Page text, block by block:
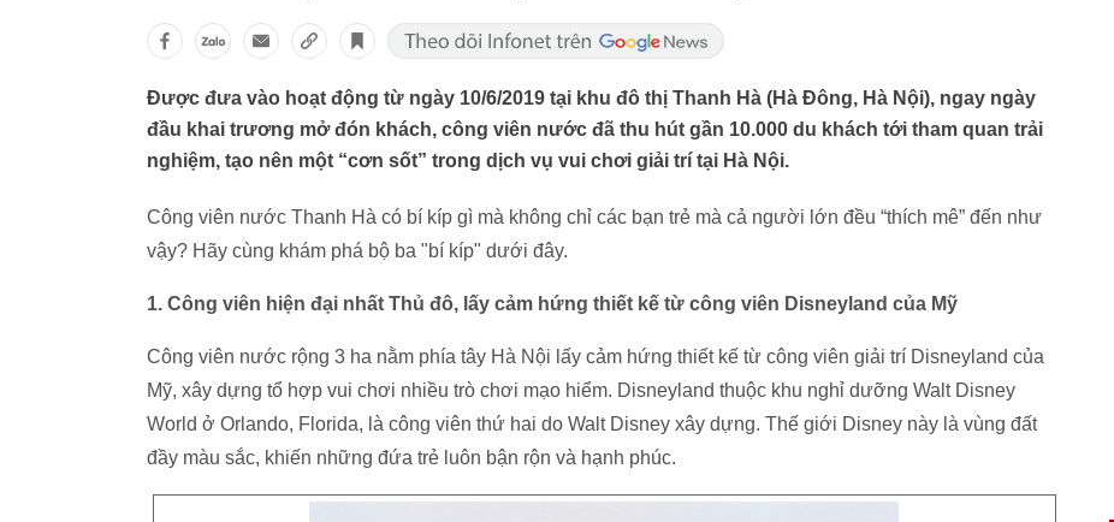
Được đưa vào hoạt động từ ngày 10/6/2019 tại khu đô thị Thanh Hà (Hà Đông, Hà Nội), ngay ngày
đầu khai trương mở đón khách, công viên nước đã thu hút gần 10.000 du khách tới tham quan trải
nghiệm, tạo nên một “cơn sốt” trong dịch vụ vui chơi giải trí tại Hà Nội.
Công viên nước Thanh Hà có bí kíp gì mà không chỉ các bạn trẻ mà cả người lớn đều “thích mê” đến như
vậy? Hãy cùng khám phá bộ ba "bí kíp" dưới đây.
1. Công viên hiện đại nhất Thủ đô, lấy cảm hứng thiết kế từ công viên Disneyland của Mỹ
Công viên nước rộng 3 ha nằm phía tây Hà Nội lấy cảm hứng thiết kế từ công viên giải trí Disneyland của
Mỹ, xây dựng tổ hợp vui chơi nhiều trò chơi mạo hiểm. Disneyland thuộc khu nghỉ dưỡng Walt Disney
World ở Orlando, Florida, là công viên thứ hai do Walt Disney xây dựng. Thế giới Disney này là vùng đất
đầy màu sắc, khiến những đứa trẻ luôn bận rộn và hạnh phúc.